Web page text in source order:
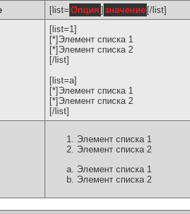
[list= Опция ] значение [/list]
[list=1]
[*]Элемент списка 1
[*]Элемент списка 2
[/list]
[list=a]
[*]Элемент списка 1
[*]Элемент списка 2
[/list]
Элемент списка 1
Элемент списка 2
Элемент списка 1
Элемент списка 2